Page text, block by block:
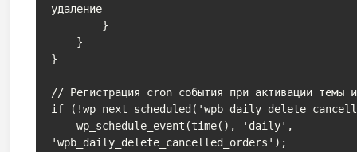
удаление
}
// Регистрация cron события при активации темы
if
    wp_schedule_event(time(), 'daily',
'wpb_daily_delete_cancelled_orders');